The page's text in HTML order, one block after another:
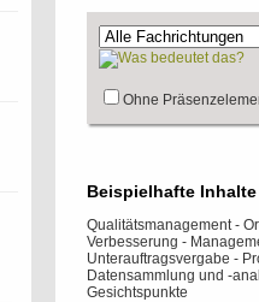
Ohne
Beispielhafte
Qualitätsmanagement -
Verbesserung -
Unterauftragsvergabe -
Datensammlung und -
Gesichtspunkte